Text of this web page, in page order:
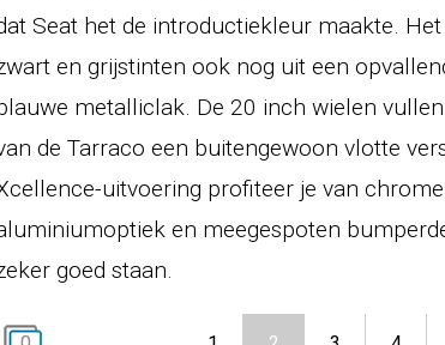
Seat het de introductiekleur maakte.
en grijstinten ook nog uit een
metalliclak. De 20 inch wielen
de Tarraco een buitengewoon vlotte
uitvoering profiteer je van
en meegespoten
goed staan.